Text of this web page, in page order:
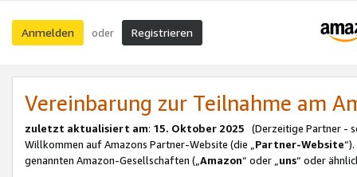
Anmelden oder Registrieren
Vereinbarung zur Teilnahme am
zuletzt aktualisiert am: 15. Oktober 2025 (Derzeitige Partner -
Willkommen auf Amazons Partner-Website (die „Partner-Website
genannten Amazon-Gesellschaften („Amazon“ oder „uns“ oder